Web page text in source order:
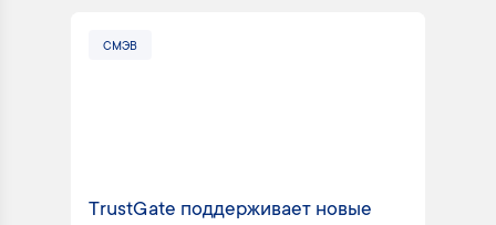
СМЭВ
TrustGate поддерживает новые